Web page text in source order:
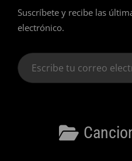
Suscríbete y recibe las
electrónico.
Escribe
tu
Categorías